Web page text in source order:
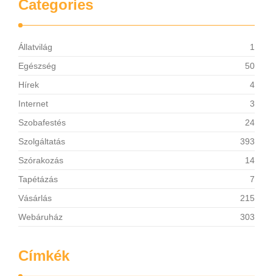
Categories
Állatvilág
1
Egészség
50
Hírek
4
Internet
3
Szobafestés
24
Szolgáltatás
393
Szórakozás
14
Tapétázás
7
Vásárlás
215
Webáruház
303
Címkék